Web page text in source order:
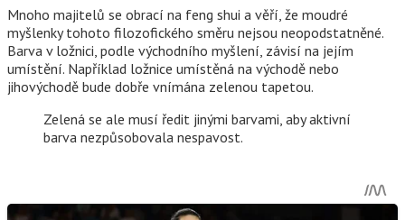
Mnoho majitelů se obrací na feng shui a věří, že moudré
myšlenky tohoto filozofického směru nejsou neopodstatněné.
Barva v ložnici, podle východního myšlení, závisí na jejím
umístění. Například ložnice umístěná na východě nebo
jihovýchodě bude dobře vnímána zelenou tapetou.
Zelená se ale musí ředit jinými barvami, aby aktivní
barva nezpůsobovala nespavost.